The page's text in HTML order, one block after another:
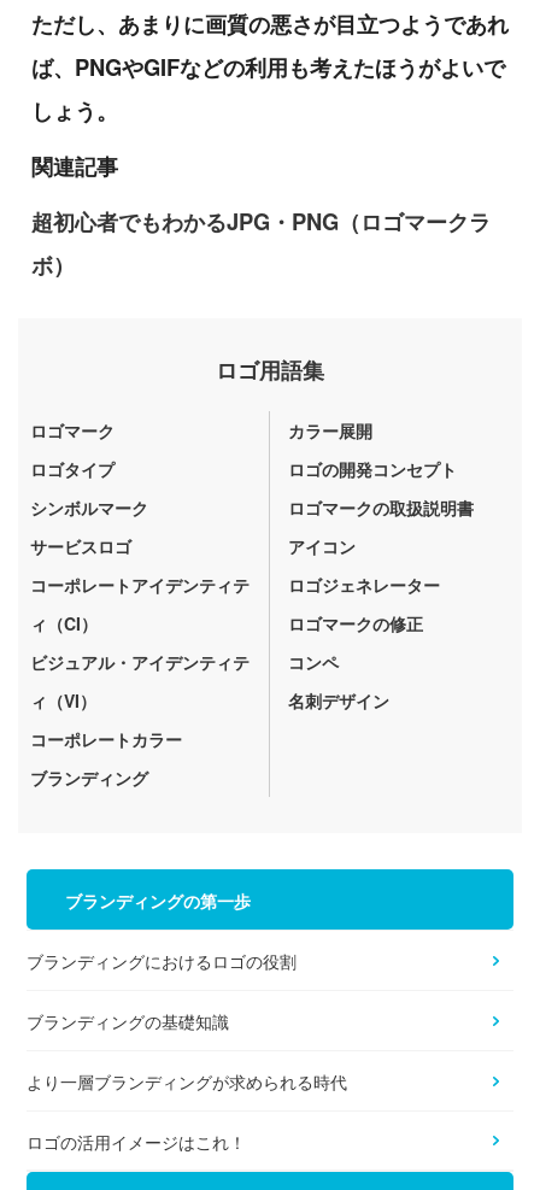
ただし、あまりに画質の悪さが目立つようであれ
ば、PNGやGIFなどの利用も考えたほうがよいで
しょう。
関連記事
超初心者でもわかるJPG・PNG（ロゴマークラ
ボ）
ロゴ用語集
ロゴマーク
ロゴタイプ
シンボルマーク
サービスロゴ
コーポレートアイデンティテ
ィ（CI）
ビジュアル・アイデンティテ
ィ（VI）
コーポレートカラー
ブランディング
カラー展開
ロゴの開発コンセプト
ロゴマークの取扱説明書
アイコン
ロゴジェネレーター
ロゴマークの修正
コンペ
名刺デザイン
ブランディングの第一歩
ブランディングにおけるロゴの役割
ブランディングの基礎知識
より一層ブランディングが求められる時代
ロゴの活用イメージはこれ！